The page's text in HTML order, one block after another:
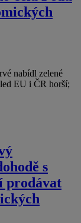
nabídl zelené
EU i ČR horší;
s
prodávat